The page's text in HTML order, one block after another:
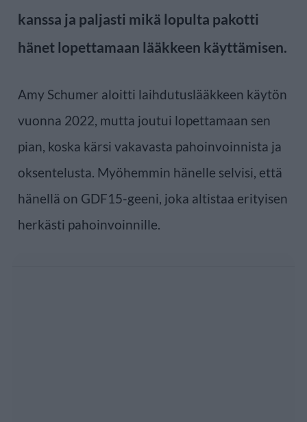
kanssa ja paljasti mikä lopulta pakotti
hänet lopettamaan lääkkeen käyttämisen.
Amy Schumer aloitti laihdutuslääkkeen käytön
vuonna 2022, mutta joutui lopettamaan sen
pian, koska kärsi vakavasta pahoinvoinnista ja
oksentelusta. Myöhemmin hänelle selvisi, että
hänellä on GDF15-geeni, joka altistaa erityisen
herkästi pahoinvoinnille.